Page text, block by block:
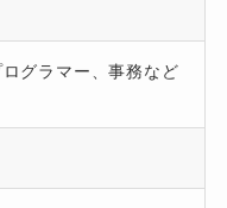
グラマー、事務など